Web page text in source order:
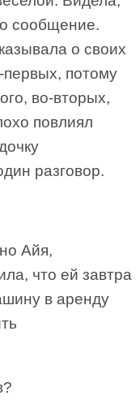
сообщение.
о своих
потому
во-вторых,
повлиял
разговор.
Айя,
что ей завтра
в аренду